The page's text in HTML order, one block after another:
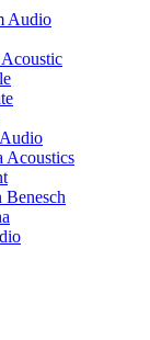
Audio
Acoustics